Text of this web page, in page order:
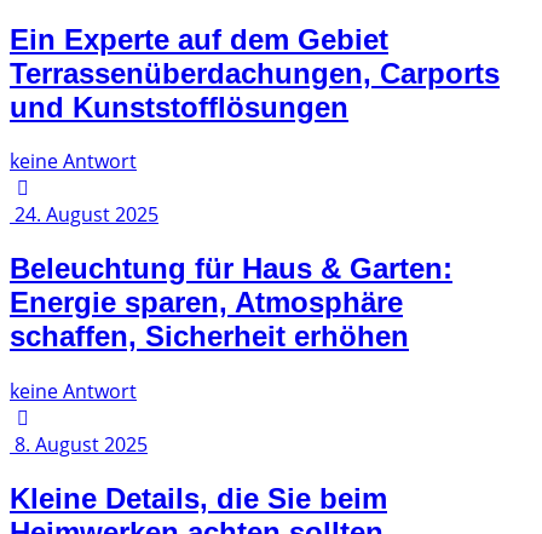
Ein Experte auf dem Gebiet
Terrassenüberdachungen, Carports
und Kunststofflösungen
keine Antwort
24. August 2025
Beleuchtung für Haus & Garten:
Energie sparen, Atmosphäre
schaffen, Sicherheit erhöhen
keine Antwort
8. August 2025
Kleine Details, die Sie beim